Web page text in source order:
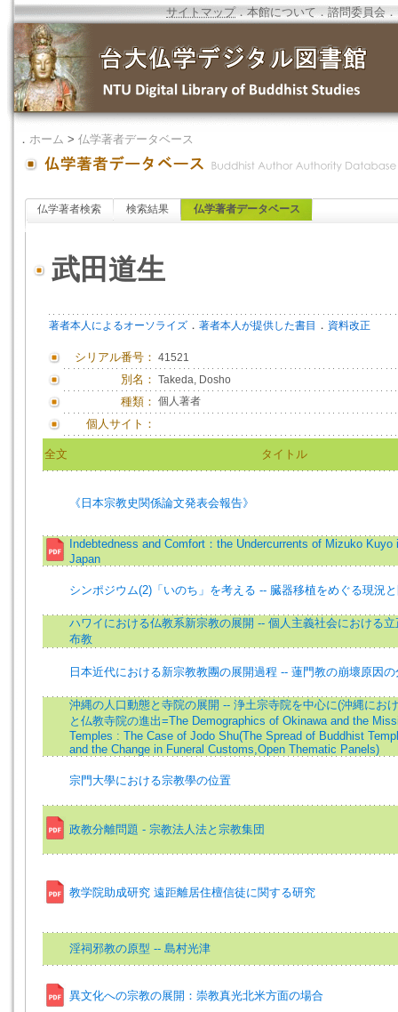
サイトマップ．本館について ．諮問委員会 ．
． ホーム > 仏学著者データベース
仏学著者検索 検索結果 仏学著者データベース
武田道生
著者本人によるオーソライズ ． 著者本人が提供した書目 ． 資料改正
シリアル番号： 41521
別名： Takeda, Dosho
種類： 個人著者
個人サイト：
全文 タイトル
《日本宗教史関係論文発表会報告》
Indebtedness and Comfort：the Undercurrents of Mizuko Kuyo
Japan
シンポジウム(2)「いのち」を考える -- 臓器移植をめぐる現況
ハワイにおける仏教系新宗教の展開 -- 個人主義社会における
布教
日本近代における新宗教教團の展開過程 -- 蓮門教の崩壞原因
沖縄の人口動態と寺院の展開 -- 浄土宗寺院を中心に(沖縄にお
と仏教寺院の進出=The Demographics of Okinawa and the
Temples : The Case of Jodo Shu(The Spread of Buddhist
and the Change in Funeral Customs,Open Thematic Panels)
宗門大學における宗教學の位置
政教分離問題 - 宗教法人法と宗教集団
教学院助成研究 遠距離居住檀信徒に関する研究
淫祠邪教の原型 -- 島村光津
異文化への宗教の展開：崇教真光北米方面の場合